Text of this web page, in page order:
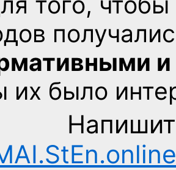
их было